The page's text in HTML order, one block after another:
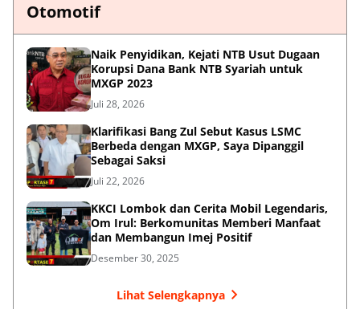
Otomotif
Naik Penyidikan, Kejati NTB Usut Dugaan
Korupsi Dana Bank NTB Syariah untuk
MXGP 2023
Juli 28, 2026
Klarifikasi Bang Zul Sebut Kasus LSMC
Berbeda dengan MXGP, Saya Dipanggil
Sebagai Saksi
Juli 22, 2026
KKCI Lombok dan Cerita Mobil Legendaris,
Om Irul: Berkomunitas Memberi Manfaat
dan Membangun Imej Positif
Desember 30, 2025
Lihat Selengkapnya